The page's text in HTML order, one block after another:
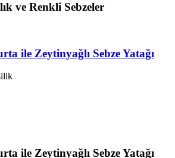
ve Renkli Sebzeler
ile Zeytinyağlı Sebze Yatağı
ile Zeytinyağlı Sebze Yatağı